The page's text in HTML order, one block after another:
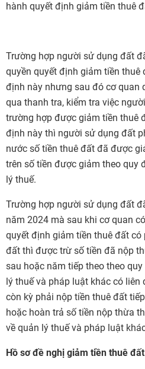
hành quyết định giảm tiền thuê
Trường hợp người sử dụng đất
quyền quyết định giảm tiền thuê
định này nhưng sau đó cơ quan
qua thanh tra, kiểm tra việc
trường hợp được giảm tiền thuê
định này thì người sử dụng đất
nước số tiền thuê đất đã được
trên số tiền được giảm theo quy
lý thuế.
Trường hợp người sử dụng đất
năm 2024 mà sau khi cơ quan
quyết định giảm tiền thuê đất
đất thì được trừ số tiền đã nộp
sau hoặc năm tiếp theo theo
lý thuế và pháp luật khác có liên
còn kỳ phải nộp tiền thuê đất
hoặc hoàn trả số tiền nộp thừa
về quản lý thuế và pháp luật
Hồ sơ đề nghị giảm tiền thuê đất